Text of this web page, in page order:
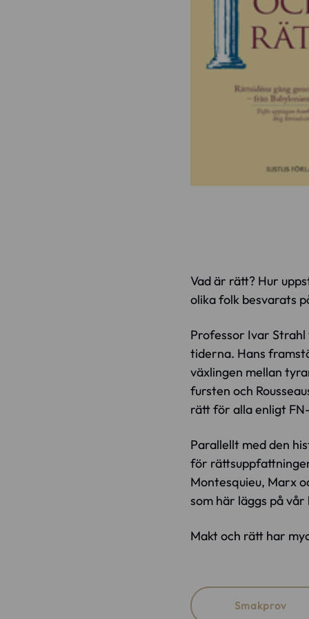
Vad är rätt? Hur
olika folk besvarats
Professor Ivar
tiderna. Hans
växlingen mellan
fursten och
rätt för alla enligt FN-
Parallellt med den
för
Montesquieu, Marx
som här läggs på
Makt och rätt har
Smakprov